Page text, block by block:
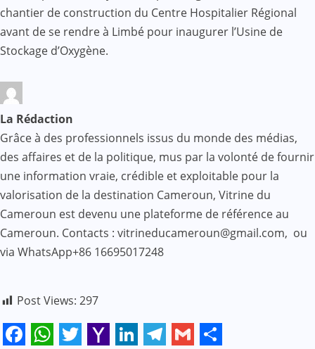
chantier de construction du Centre Hospitalier Régional
avant de se rendre à Limbé pour inaugurer l’Usine de
Stockage d’Oxygène.
La Rédaction
Grâce à des professionnels issus du monde des médias,
des affaires et de la politique, mus par la volonté de fournir
une information vraie, crédible et exploitable pour la
valorisation de la destination Cameroun, Vitrine du
Cameroun est devenu une plateforme de référence au
Cameroun. Contacts : vitrineducameroun@gmail.com, ou
via WhatsApp+86 16695017248
Post Views: 297